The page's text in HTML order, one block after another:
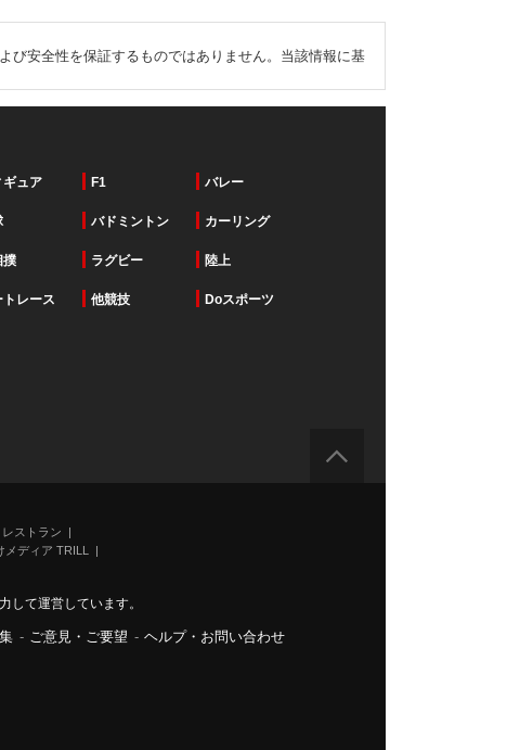
び安全性を保証するものではありません。当該情報に基
ギュア F1 バレー
バドミントン カーリング
撲 ラグビー 陸上
トレース 他競技 Doスポーツ
ストラン
メディア TRILL
して運営しています。
- ご意見・ご要望 - ヘルプ・お問い合わせ